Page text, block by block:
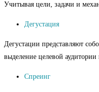
Учитывая цели, задачи и
Дегустация
Дегустации представляют
выделение целевой
Спреинг